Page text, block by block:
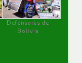
Defensoras de
Bolivia